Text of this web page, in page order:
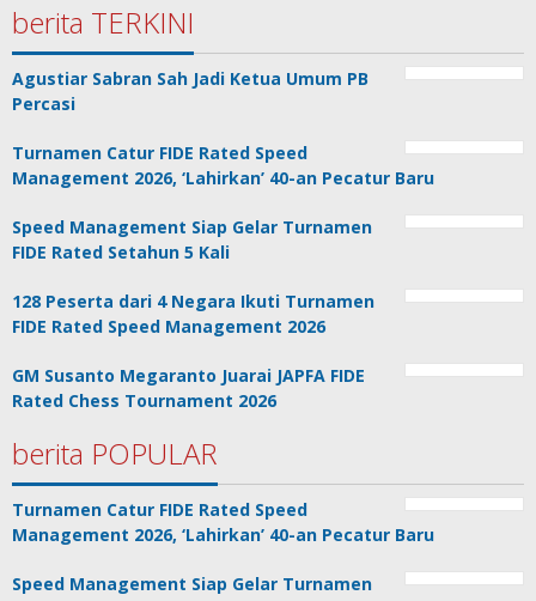
berita TERKINI
Agustiar Sabran Sah Jadi Ketua Umum PB
Percasi
Turnamen Catur FIDE Rated Speed
Management 2026, ‘Lahirkan’ 40-an Pecatur Baru
Speed Management Siap Gelar Turnamen
FIDE Rated Setahun 5 Kali
128 Peserta dari 4 Negara Ikuti Turnamen
FIDE Rated Speed Management 2026
GM Susanto Megaranto Juarai JAPFA FIDE
Rated Chess Tournament 2026
berita POPULAR
Turnamen Catur FIDE Rated Speed
Management 2026, ‘Lahirkan’ 40-an Pecatur Baru
Speed Management Siap Gelar Turnamen